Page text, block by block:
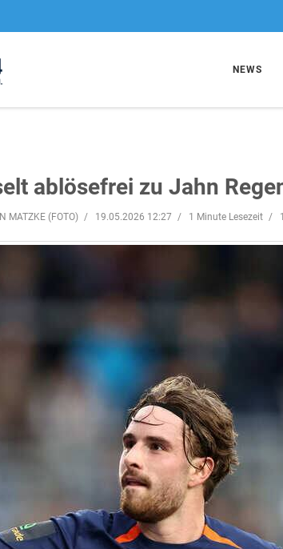
NEWS
ablösefrei zu Jahn
MATZKE (FOTO) 19.05.2026 12:27 1 Minute Lesezeit